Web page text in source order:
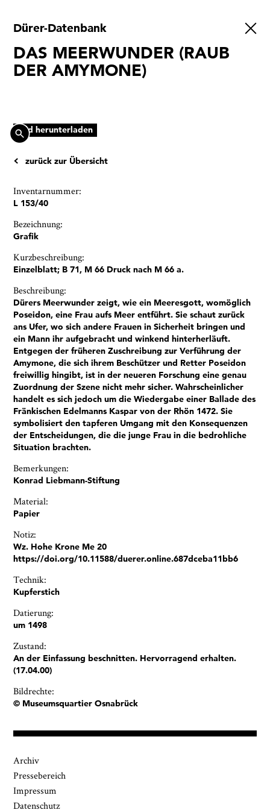
Dürer-Datenbank
DAS MEERWUNDER (RAUB
DER AMYMONE)
Bild herunterladen
zurück zur Übersicht
Inventarnummer:
L 153/40
Bezeichnung:
Grafik
Kurzbeschreibung:
Einzelblatt; B 71, M 66 Druck nach M 66 a.
Beschreibung:
Dürers Meerwunder zeigt, wie ein Meeresgott, womöglich
Poseidon, eine Frau aufs Meer entführt. Sie schaut zurück
ans Ufer, wo sich andere Frauen in Sicherheit bringen und
ein Mann ihr aufgebracht und winkend hinterherläuft.
Entgegen der früheren Zuschreibung zur Verführung der
Amymone, die sich ihrem Beschützer und Retter Poseidon
freiwillig hingibt, ist in der neueren Forschung eine genau
Zuordnung der Szene nicht mehr sicher. Wahrscheinlicher
handelt es sich jedoch um die Wiedergabe einer Ballade des
Fränkischen Edelmanns Kaspar von der Rhön 1472. Sie
symbolisiert den tapferen Umgang mit den Konsequenzen
der Entscheidungen, die die junge Frau in die bedrohliche
Situation brachten.
Bemerkungen:
Konrad Liebmann-Stiftung
Material:
Papier
Notiz:
Wz. Hohe Krone Me 20
https://doi.org/10.11588/duerer.online.687dceba11bb6
Technik:
Kupferstich
Datierung:
um 1498
Zustand:
An der Einfassung beschnitten. Hervorragend erhalten.
(17.04.00)
Bildrechte:
© Museumsquartier Osnabrück
Archiv
Pressebereich
Impressum
Datenschutz
Ausstellungen
Veranstaltungen
Museumsquartier
Ja, ich bin damit einverstanden, dass das
Museumsquartier Osnabrück die oben
angegebenen Informationen speichert, um mir den
Newsletter zusenden zu können. Ich kann diese
Zustimmung jederzeit widerrufen und die
Informationen aus den Systemen des
besteht ein Beschwerderecht bei einer
Aufsichtsbehörde für Datenschutz. Weitere
* notwendige Angaben
1x